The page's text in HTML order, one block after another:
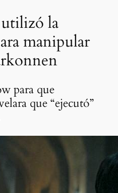
la
manipular
para que
que “ejecutó”